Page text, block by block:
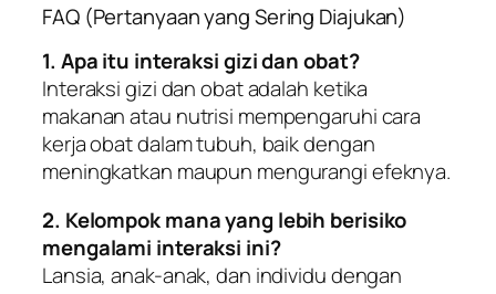
FAQ (Pertanyaan yang Sering Diajukan)
1. Apa itu interaksi gizi dan obat?
Interaksi gizi dan obat adalah ketika
makanan atau nutrisi mempengaruhi cara
kerja obat dalam tubuh, baik dengan
meningkatkan maupun mengurangi efeknya.
2. Kelompok mana yang lebih berisiko
mengalami interaksi ini?
Lansia, anak-anak, dan individu dengan